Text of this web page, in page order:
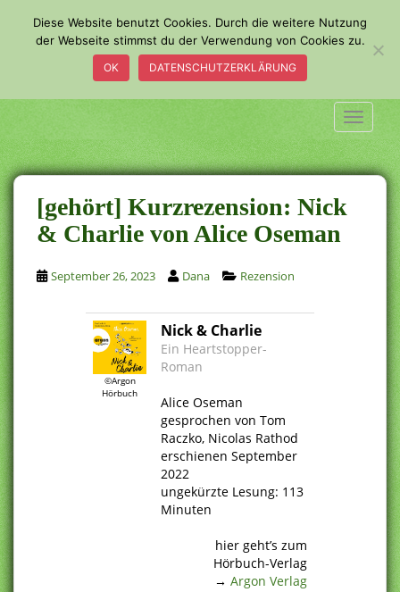
m
a
i
n
c
o
n
t
e
n
t
[gehört] Kurzrezension: Nick
& Charlie von Alice Oseman
September 26, 2023 Dana Rezension
©Argon
Hörbuch
Nick & Charlie
Ein Heartstopper-
Roman
Alice Oseman
gesprochen von Tom
Raczko, Nicolas Rathod
erschienen September
2022
ungekürzte Lesung: 113
Minuten
hier geht’s zum
Hörbuch-Verlag
→ Argon Verlag
Diese Website benutzt Cookies. Durch die weitere Nutzung
der Webseite stimmst du der Verwendung von Cookies zu.
OK DATENSCHUTZERKLÄRUNG